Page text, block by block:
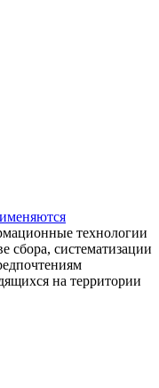
технологии
сбора, систематизации
на территории